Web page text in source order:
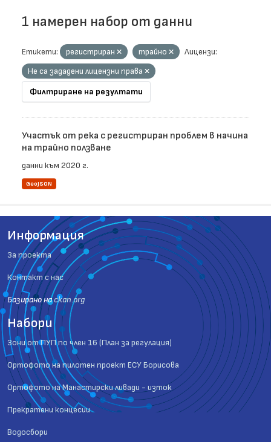
1 намерен набор от данни
Етикети: регистриран трайно
Лицензи:
Не са зададени лицензни права
Филтриране на резултати
Участък от река с регистриран проблем в начина
на трайно ползване
данни към 2020 г.
GeoJSON
Информация
За проекта
Контакт с нас
Базиранo наckan.org
Набори
Зони от ПУП по член 16 (План за регулация)
Ортофото на пилотен проект ЕСУ Борисова
Ортофото на Манастирски ливади - изток
Прекратени концесии
Водосбори